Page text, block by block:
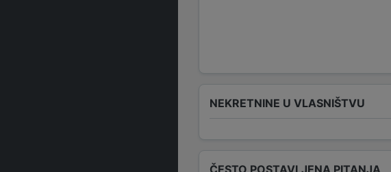
NEKRETNINE U VLASNIŠTVU
ČESTO POSTAVLJENA PITANJA